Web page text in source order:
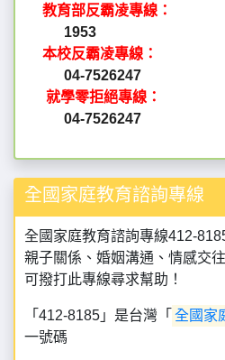
教育部反霸凌專線：
1953
本校反霸凌專線：
04-7526247
就學零拒絕專線：
04-7526247
全國家庭教育諮詢專線
全國家庭教育諮詢專線412-
親子關係、婚姻溝通、情感交
可撥打此專線尋求幫助！
「412-8185」是台灣「 全國家
一號碼